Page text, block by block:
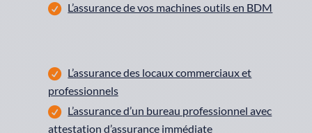
L’assurance de vos machines outils en BDM
L’assurance des locaux commerciaux et
professionnels
L’assurance d’un bureau professionnel avec
attestation d’assurance immédiate